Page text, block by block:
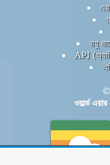
বায়ু
API
ওয়ার্ল্ড